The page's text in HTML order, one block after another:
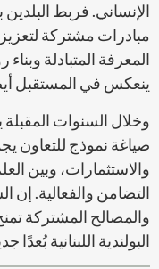
الإنساني. فربط
مبادرات مشتركة
المعرفة المتبادلة
ينعكس في المستقبل
وخلال السنوات المقبلة
صياغة نموذج للتعاون
والاستثمارات، وبين
التضامن والفعالية. إن
والمصالح المشتركة
البولندية اللبنانية